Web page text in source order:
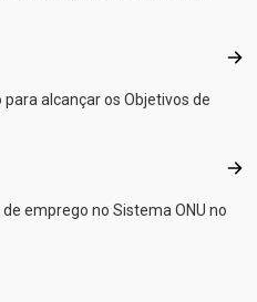
alcançar os Objetivos de
emprego no Sistema ONU no